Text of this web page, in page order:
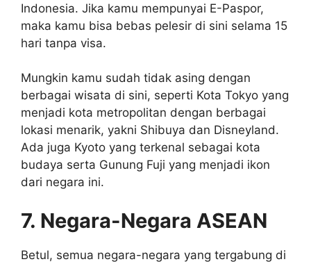
Indonesia. Jika kamu mempunyai E-Paspor,
maka kamu bisa bebas pelesir di sini selama 15
hari tanpa visa.
Mungkin kamu sudah tidak asing dengan
berbagai wisata di sini, seperti Kota Tokyo yang
menjadi kota metropolitan dengan berbagai
lokasi menarik, yakni Shibuya dan Disneyland.
Ada juga Kyoto yang terkenal sebagai kota
budaya serta Gunung Fuji yang menjadi ikon
dari negara ini.
7. Negara-Negara ASEAN
Betul, semua negara-negara yang tergabung di